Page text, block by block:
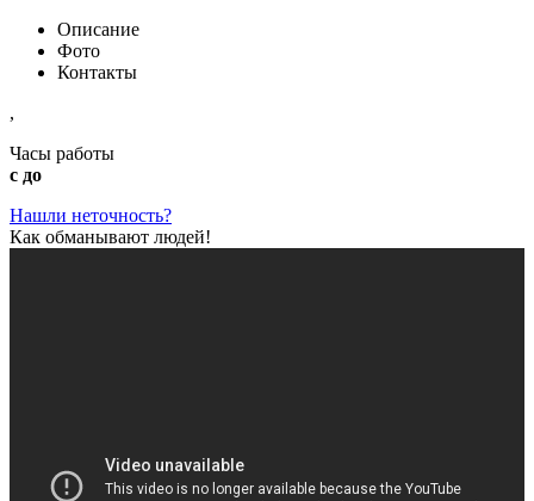
Описание
Фото
Контакты
,
Часы работы
с до
Нашли неточность?
Как обманывают людей!